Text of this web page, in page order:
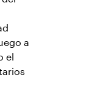
a
el